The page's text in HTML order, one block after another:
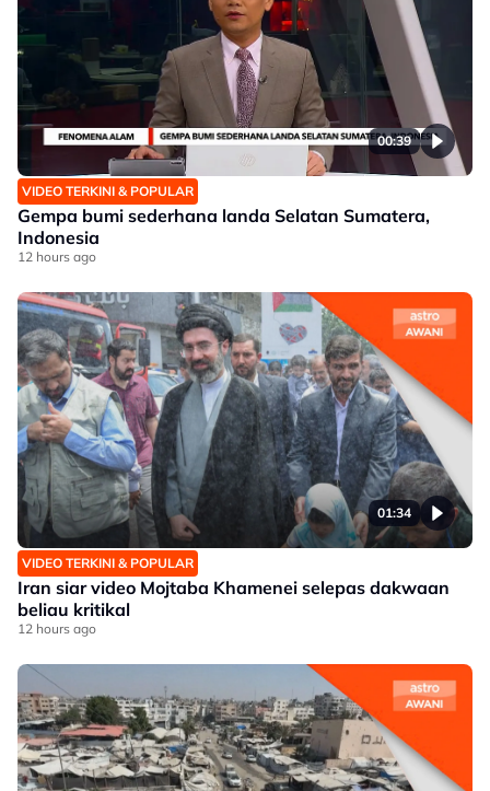
00:39
VIDEO TERKINI & POPULAR
Gempa bumi sederhana landa Selatan Sumatera,
Indonesia
12 hours ago
01:34
VIDEO TERKINI & POPULAR
Iran siar video Mojtaba Khamenei selepas dakwaan
beliau kritikal
12 hours ago